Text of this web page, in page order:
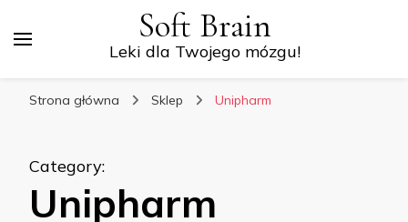
Soft Brain
Leki dla Twojego mózgu!
Strona główna Sklep Unipharm
Category:
Unipharm